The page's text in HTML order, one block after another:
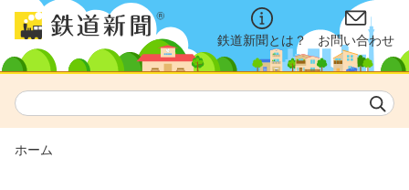
鉄道新聞とは？ お問い合わせ
ホーム